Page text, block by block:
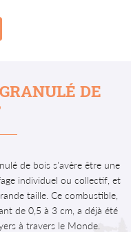
DE
de bois s'avère être une
individuel ou collectif, et
taille. Ce combustible,
de 0,5 à 3 cm, a déjà été
à travers le Monde.